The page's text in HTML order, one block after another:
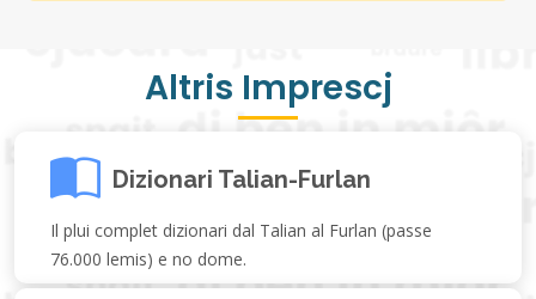
Altris Imprescj
Dizionari Talian-Furlan
Il plui complet dizionari dal Talian al Furlan (passe
76.000 lemis) e no dome.